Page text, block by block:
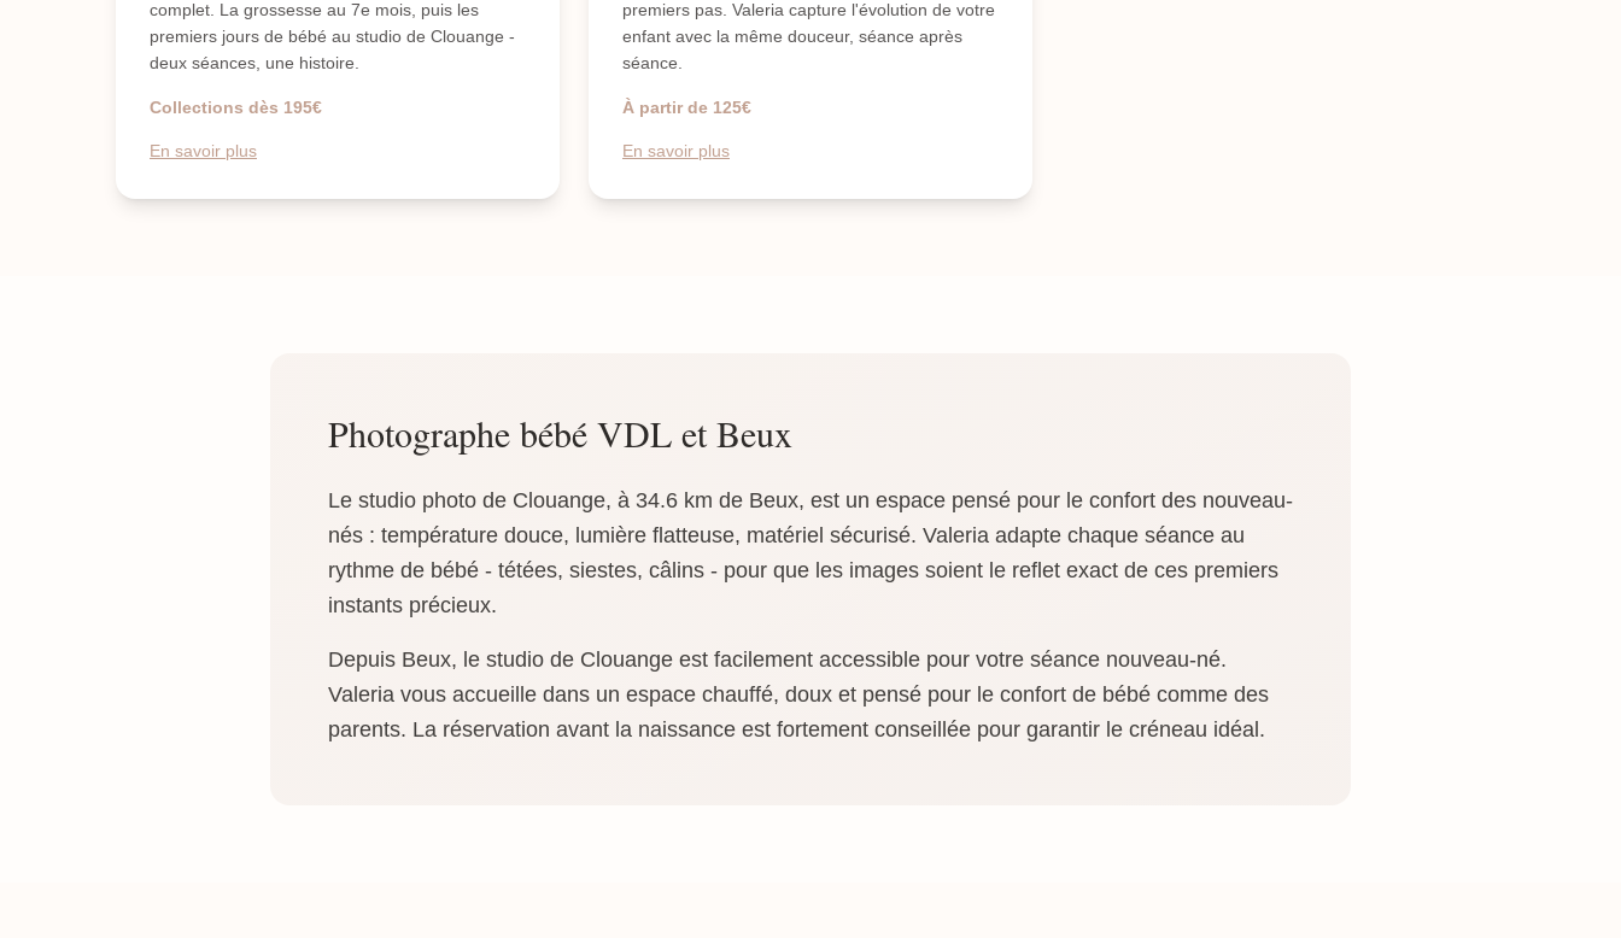
complet. La grossesse au 7e mois, puis les
premiers jours de bébé au studio de Clouange -
deux séances, une histoire.
Collections dès 195€
En savoir plus
premiers pas. Valeria capture l'évolution de votre
enfant avec la même douceur, séance après
séance.
À partir de 125€
En savoir plus
Photographe bébé VDL et Beux
Le studio photo de Clouange, à 34.6 km de Beux, est un espace pensé pour le confort des nouveau-
nés : température douce, lumière flatteuse, matériel sécurisé. Valeria adapte chaque séance au
rythme de bébé - tétées, siestes, câlins - pour que les images soient le reflet exact de ces premiers
instants précieux.
Depuis Beux, le studio de Clouange est facilement accessible pour votre séance nouveau-né.
Valeria vous accueille dans un espace chauffé, doux et pensé pour le confort de bébé comme des
parents. La réservation avant la naissance est fortement conseillée pour garantir le créneau idéal.